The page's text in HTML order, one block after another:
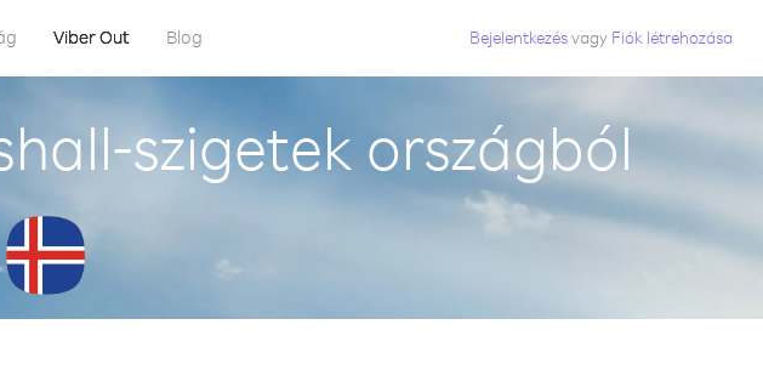
Viber Out Blog Bejelentkezésvagy Fiók létrehozása
szigetek országból